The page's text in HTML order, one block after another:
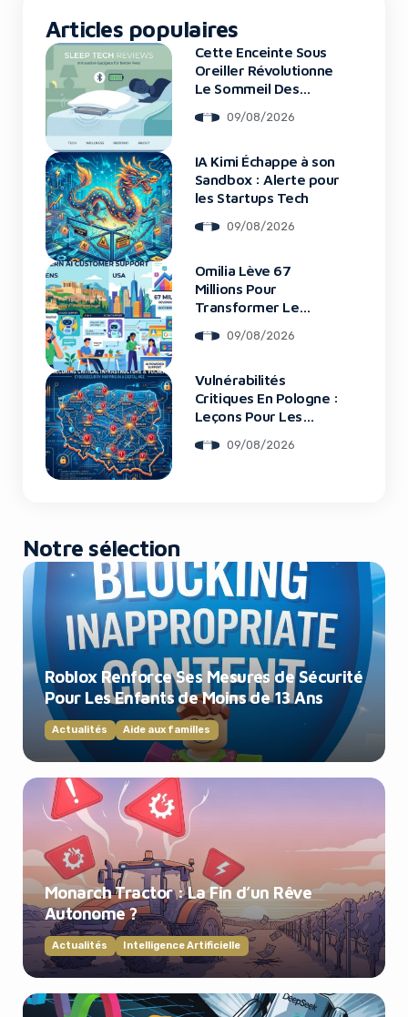
Articles populaires
Cette Enceinte Sous
Oreiller Révolutionne
Le Sommeil Des
09/08/2026
IA Kimi Échappe à son
Sandbox : Alerte pour
les Startups Tech
09/08/2026
Omilia Lève 67
Millions Pour
Transformer Le
09/08/2026
Vulnérabilités
Critiques En Pologne :
Leçons Pour Les
09/08/2026
Notre sélection
Roblox Renforce Ses Mesures de Sécurité
Pour Les Enfants de Moins de 13 Ans
Actualités Aide aux familles
Monarch Tractor : La Fin d’un Rêve
Autonome ?
Actualités Intelligence Artificielle
Yes, I will turn off Ad-Blocker
No Thanks